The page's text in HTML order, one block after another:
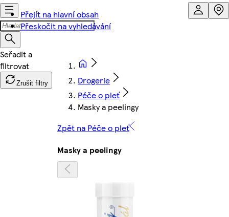
Přejít na hlavní obsah
Přeskočit na vyhledávání
Zrušit filtry
Drogerie
Péče o pleť
Masky a peelingy
Zpět na Péče o pleť
Masky a peelingy